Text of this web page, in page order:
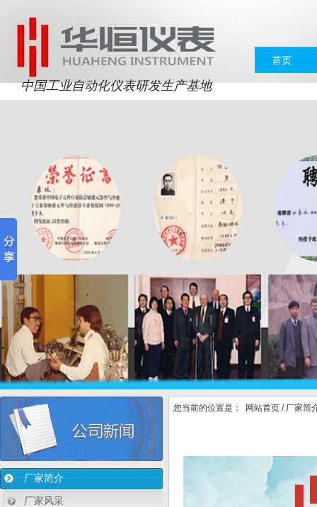
中国工业自动化仪表研发生产基地
首页
厂家简介
厂家风采
您当前的位置是： 网站首页 / 厂家简